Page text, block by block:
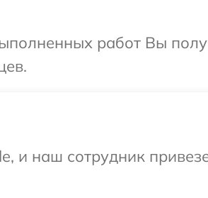
работ Вы
наш сотрудник